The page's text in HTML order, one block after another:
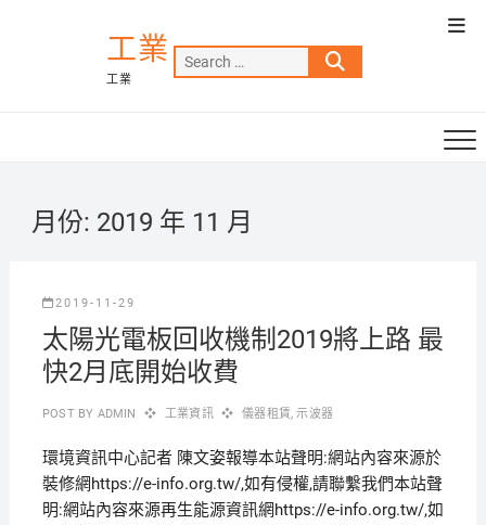
工業
工業
Search
…
月份: 2019 年 11 月
2019-11-29
太陽光電板回收機制2019將上路 最
快2月底開始收費
POST BY ADMIN 工業資訊 儀器租賃,示波器
環境資訊中心記者 陳文姿報導本站聲明:網站內容來源於
裝修網https://e-info.org.tw/,如有侵權,請聯繫我們本站聲
明:網站內容來源再生能源資訊網https://e-info.org.tw/,如